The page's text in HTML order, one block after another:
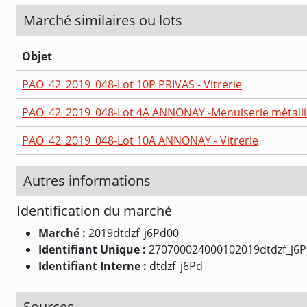
Marché similaires ou lots
Objet
PAO_42_2019_048-Lot 10P PRIVAS - Vitrerie
PAO_42_2019_048-Lot 4A ANNONAY -Menuiserie
PAO_42_2019_048-Lot 10A ANNONAY - Vitrerie
Autres informations
Identification du marché
Marché : 2019dtdzf_j6Pd00
Identifiant Unique :
Identifiant Interne : dtdzf_j6Pd